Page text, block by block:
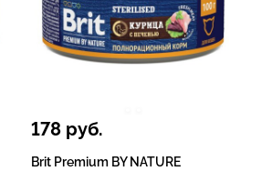
178 руб.
Brit Premium BY NATURE